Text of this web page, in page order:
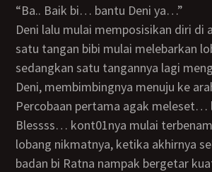
“Ba.. Baik bi… bantu Deni ya…”
Deni lalu mulai memposisikan diri di atas tubuhnya,
satu tangan bibi mulai melebarkan
sedangkan satu tangannya lagi
Deni, membimbingnya menuju ke
Percobaan pertama agak meleset… lalu akhirnya…
Blessss… kont01nya mulai
lobang nikmatnya, ketika akhirnya
badan bi Ratna nampak bergetar